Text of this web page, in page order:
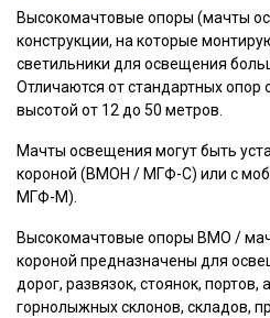
Высокомачтовые опоры (мачты
конструкции, на которые
светильники для освещения
Отличаются от стандартных
высотой от 12 до 50 метров.
Мачты освещения могут быть
короной (ВМОН / МГФ-С) или с
МГФ-М).
Высокомачтовые опоры ВМО /
короной предназначены для
дорог, развязок, стоянок, портов,
горнолыжных склонов, складов,